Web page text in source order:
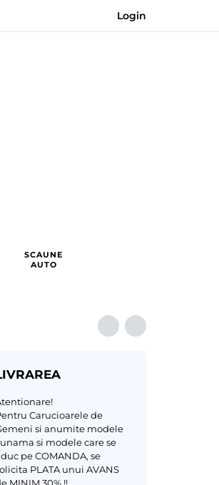
Login
SCAUNE
AUTO
Carucioarele de
si anumite modele
si modele care se
pe COMANDA, se
PLATA unui AVANS
MINIM 30% !!